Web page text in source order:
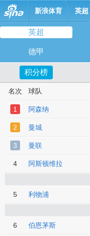
新浪体育 英超
英超
德甲
积分榜
名次 球队
1 阿森纳
2 曼城
3 曼联
4 阿斯顿维拉
5 利物浦
6 伯恩茅斯